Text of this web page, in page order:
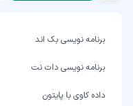
برنامه نویسی بک اند
برنامه نویسی دات نت
داده کاوی با پایتون